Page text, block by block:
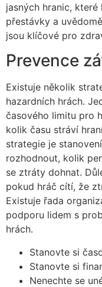
jasných hranic,
přestávky a
jsou klíčové pro
Prevence
Existuje několik
hazardních hrách.
časového limitu pro
kolik času stráví
strategie je
rozhodnout, kolik
se ztráty dohnat.
pokud hráč cítí, že
Existuje řada
podporu lidem s
hrách.
Stanovte si
Stanovte si
Nenechte se